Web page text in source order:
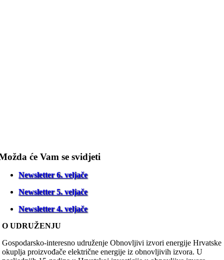
će Vam se svidjeti
Newsletter 6. veljače
Newsletter 5. veljače
Newsletter 4. veljače
O UDRUŽENJU
Gospodarsko-interesno udruženje Obnovljivi izvori energije Hrvatske
okuplja proizvođače električne energije iz obnovljivih izvora. U